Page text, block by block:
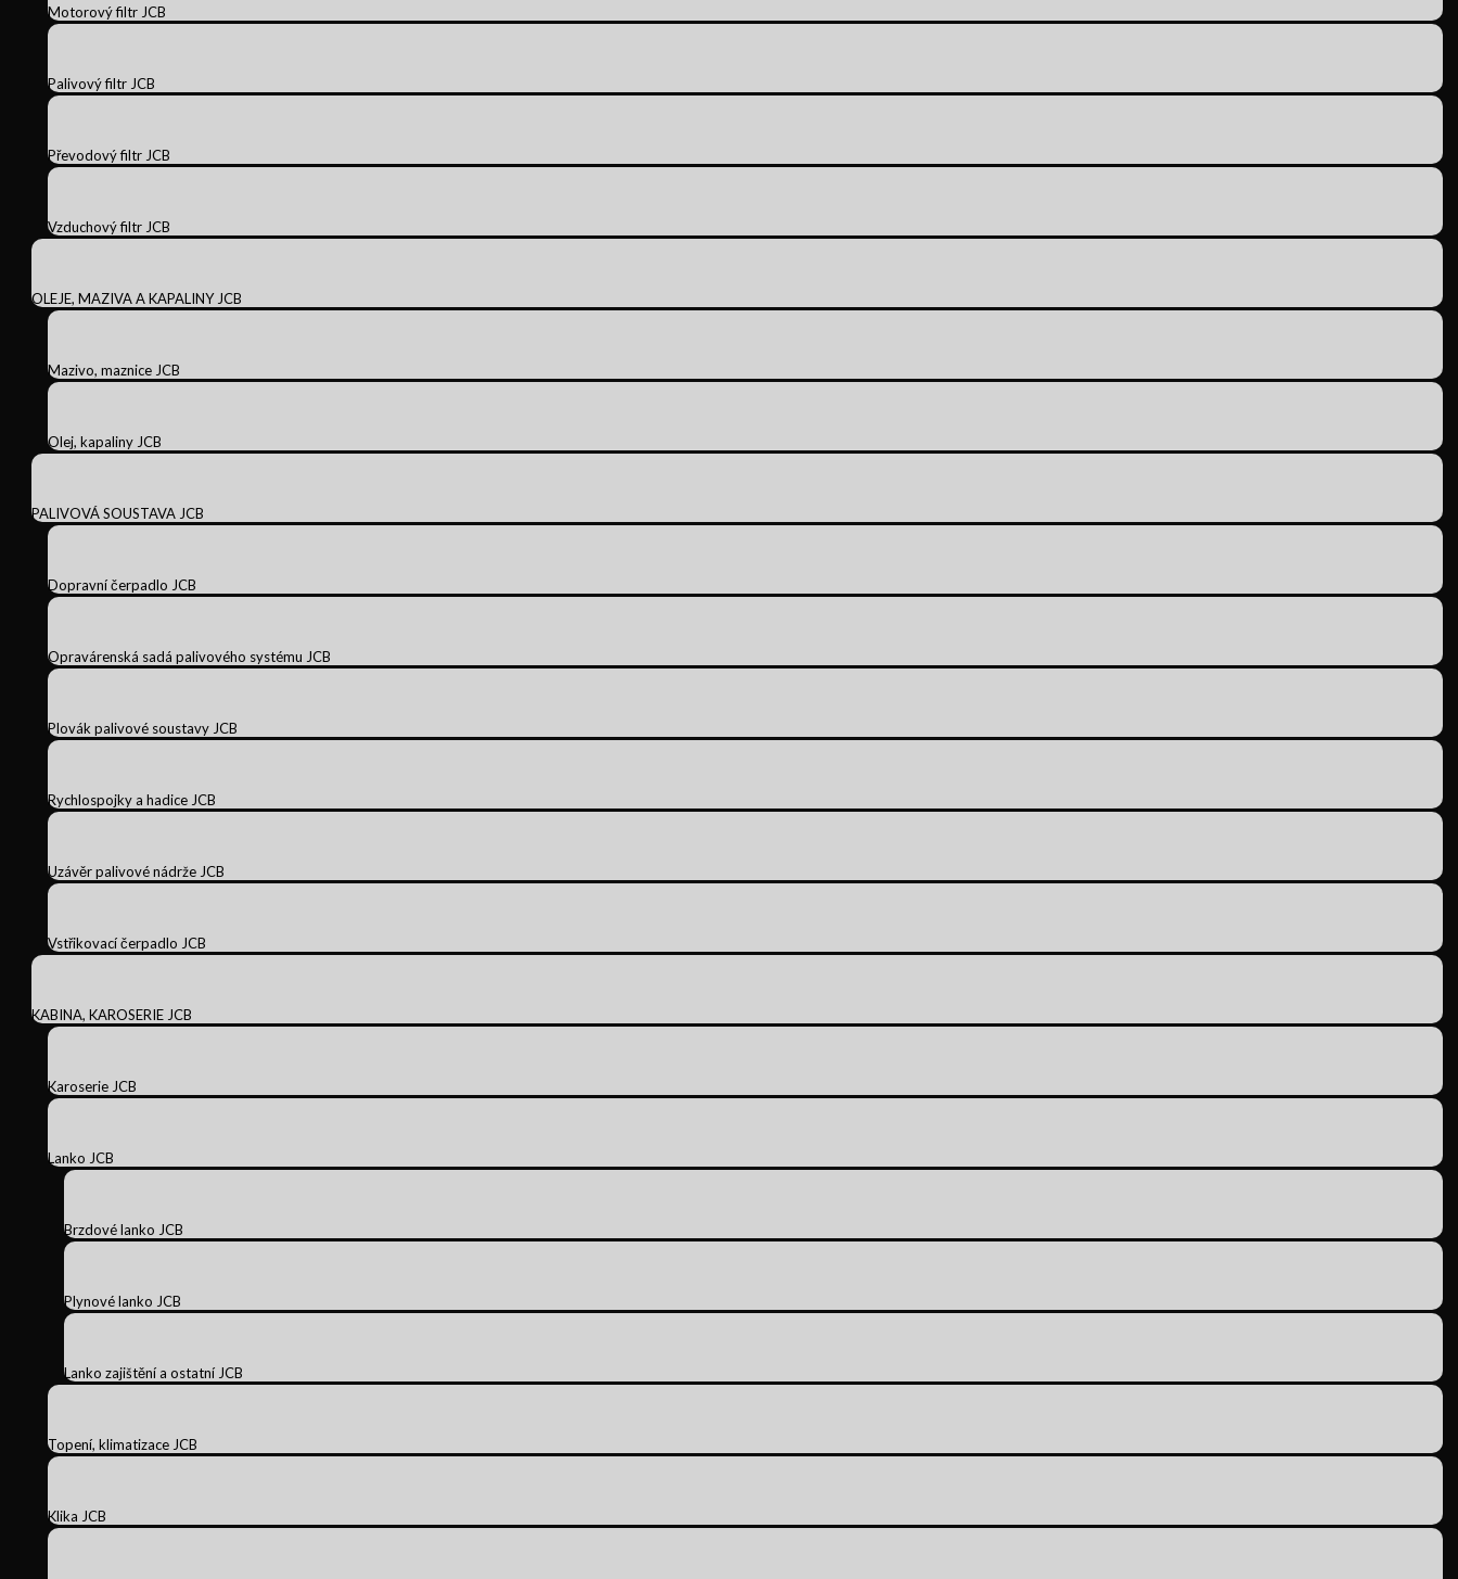
Motorový filtr JCB
Palivový filtr JCB
Převodový filtr JCB
Vzduchový filtr JCB
OLEJE, MAZIVA A KAPALINY JCB
Mazivo, maznice JCB
Olej, kapaliny JCB
PALIVOVÁ SOUSTAVA JCB
Dopravní čerpadlo JCB
Opravárenská sadá palivového systému JCB
Plovák palivové soustavy JCB
Rychlospojky a hadice JCB
Uzávěr palivové nádrže JCB
Vstřikovací čerpadlo JCB
KABINA, KAROSERIE JCB
Karoserie JCB
Lanko JCB
Brzdové lanko JCB
Plynové lanko JCB
Lanko zajištění a ostatní JCB
Topení, klimatizace JCB
Klika JCB